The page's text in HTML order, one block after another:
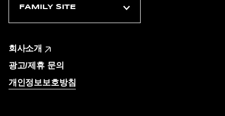
회사소개
광고/제휴 문의
개인정보보호방침